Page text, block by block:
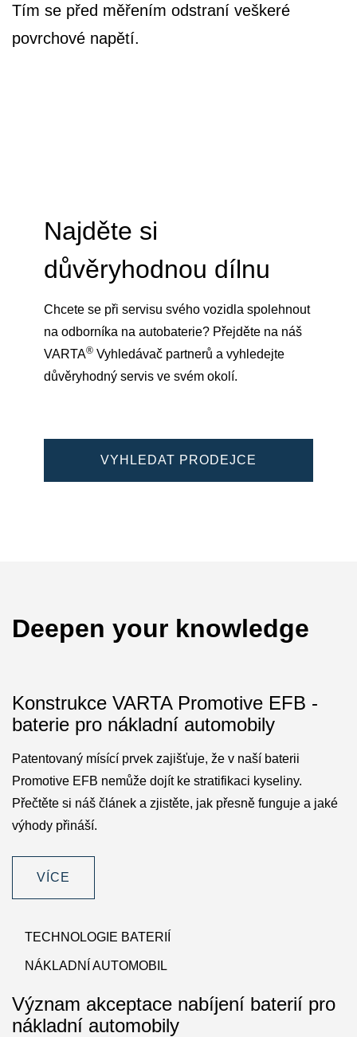
Tím se před měřením odstraní veškeré
povrchové napětí.
Najděte si
důvěryhodnou dílnu
Chcete se při servisu svého vozidla spolehnout
na odborníka na autobaterie? Přejděte na náš
VARTA® Vyhledávač partnerů a vyhledejte
důvěryhodný servis ve svém okolí.
VYHLEDAT PRODEJCE
Deepen your knowledge
Konstrukce VARTA Promotive EFB -
baterie pro nákladní automobily
Patentovaný mísící prvek zajišťuje, že v naší baterii
Promotive EFB nemůže dojít ke stratifikaci kyseliny.
Přečtěte si náš článek a zjistěte, jak přesně funguje a jaké
výhody přináší.
VÍCE
TECHNOLOGIE BATERIÍ
NÁKLADNÍ AUTOMOBIL
Význam akceptace nabíjení baterií pro
nákladní automobily